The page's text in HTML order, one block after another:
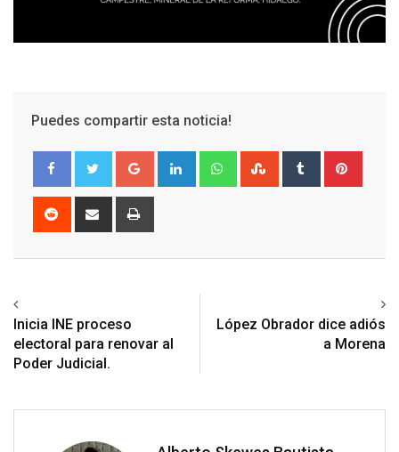
Puedes compartir esta noticia!
Google+ LinkedIn WhatsappStumbleUpon
Tumblr
Reddit
Share
Inicia INE proceso
electoral para renovar al
Poder Judicial.
López Obrador dice adiós
a Morena